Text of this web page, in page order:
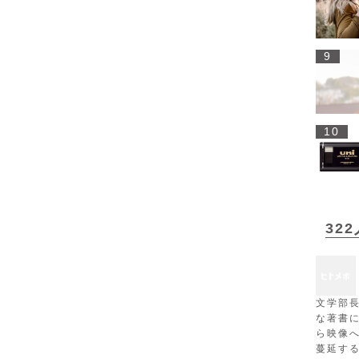
9
10
322
文学部
な著書
ら映像
蔓延す